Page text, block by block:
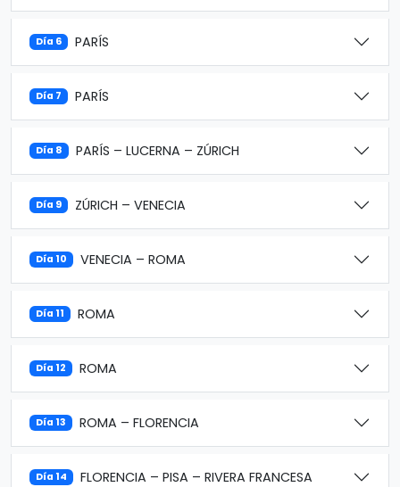
Día 6 PARÍS
Día 7 PARÍS
Día 8 PARÍS – LUCERNA – ZÚRICH
Día 9 ZÚRICH – VENECIA
Día 10 VENECIA – ROMA
Día 11 ROMA
Día 12 ROMA
Día 13 ROMA – FLORENCIA
Día 14 FLORENCIA – PISA – RIVERA FRANCESA